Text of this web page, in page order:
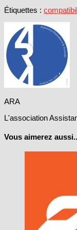
Étiquettes :
ARA
L'association
Vous aimerez